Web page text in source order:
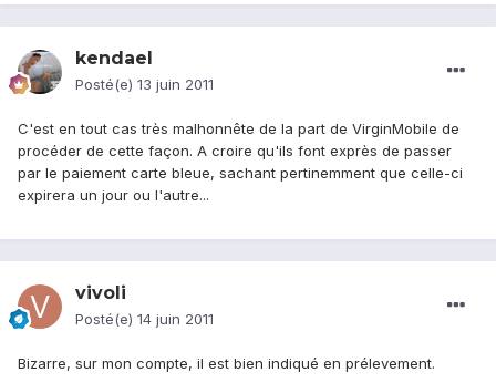
kendael
Posté(e) 13 juin 2011
C'est en tout cas très malhonnête de la part de VirginMobile de
procéder de cette façon. A croire qu'ils font exprès de passer
par le paiement carte bleue, sachant pertinemment que celle-ci
expirera un jour ou l'autre...
vivoli
Posté(e) 14 juin 2011
Bizarre, sur mon compte, il est bien indiqué en prélevement.